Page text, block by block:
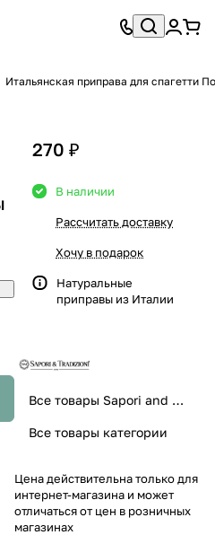
Итальянская приправа для спагетти
270 ₽
В наличии
Рассчитать доставку
Хочу в подарок
Натуральные
приправы из Италии
Все товары Sapori and Tradizioni
Все товары категории
Цена действительна только для
интернет-магазина и может
отличаться от цен в розничных
магазинах